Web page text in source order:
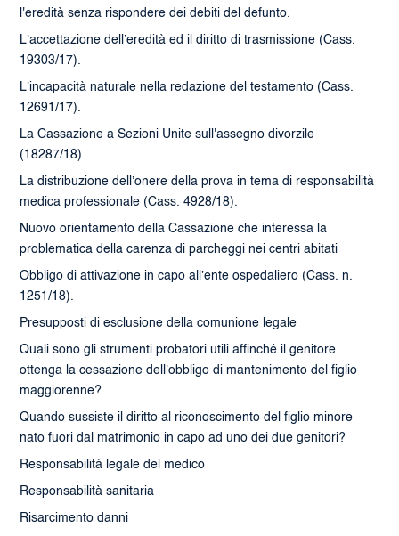
l'eredità senza rispondere dei debiti del defunto.
L’accettazione dell’eredità ed il diritto di trasmissione (Cass.
19303/17).
L’incapacità naturale nella redazione del testamento (Cass.
12691/17).
La Cassazione a Sezioni Unite sull'assegno divorzile
(18287/18)
La distribuzione dell’onere della prova in tema di responsabilità
medica professionale (Cass. 4928/18).
Nuovo orientamento della Cassazione che interessa la
problematica della carenza di parcheggi nei centri abitati
Obbligo di attivazione in capo all’ente ospedaliero (Cass. n.
1251/18).
Presupposti di esclusione della comunione legale
Quali sono gli strumenti probatori utili affinché il genitore
ottenga la cessazione dell’obbligo di mantenimento del figlio
maggiorenne?
Quando sussiste il diritto al riconoscimento del figlio minore
nato fuori dal matrimonio in capo ad uno dei due genitori?
Responsabilità legale del medico
Responsabilità sanitaria
Risarcimento danni